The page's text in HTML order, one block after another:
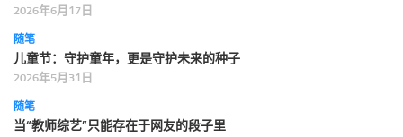
2026年6月17日
随笔
儿童节：守护童年，更是守护未来的种子
2026年5月31日
随笔
当“教师综艺”只能存在于网友的段子里